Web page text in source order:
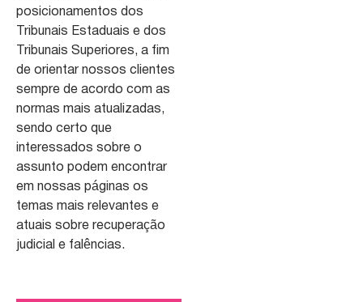
posicionamentos dos
Tribunais Estaduais e dos
Tribunais Superiores, a fim
de orientar nossos clientes
sempre de acordo com as
normas mais atualizadas,
sendo certo que
interessados sobre o
assunto podem encontrar
em nossas páginas os
temas mais relevantes e
atuais sobre recuperação
judicial e falências.